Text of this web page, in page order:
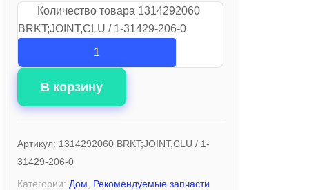
Количество товара 1314292060
BRKT;JOINT,CLU / 1-31429-206-0
В корзину
Артикул: 1314292060 BRKT;JOINT,CLU / 1-
31429-206-0
Категории: Дом
Рекомендуемые запчасти